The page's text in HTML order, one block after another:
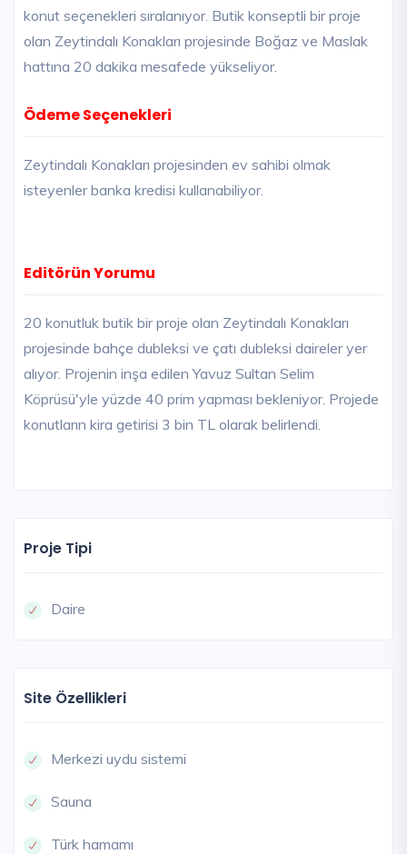
konut seçenekleri sıralanıyor. Butik konseptli bir proje
olan Zeytindalı Konakları projesinde Boğaz ve Maslak
hattına 20 dakika mesafede yükseliyor.
Ödeme Seçenekleri
Zeytindalı Konakları projesinden ev sahibi olmak
isteyenler banka kredisi kullanabiliyor.
Editörün Yorumu
20 konutluk butik bir proje olan Zeytindalı Konakları
projesinde bahçe dubleksi ve çatı dubleksi daireler yer
alıyor. Projenin inşa edilen Yavuz Sultan Selim
Köprüsü'yle yüzde 40 prim yapması bekleniyor. Projede
konutların kira getirisi 3 bin TL olarak belirlendi.
Proje Tipi
Daire
Site Özellikleri
Merkezi uydu sistemi
Sauna
Türk hamamı